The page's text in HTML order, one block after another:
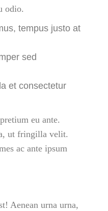
odio.
tempus justo at
sed
et consectetur
eu ante.
ut fringilla velit.
ac ante ipsum
Aenean urna urna,